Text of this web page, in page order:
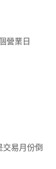
營業日
易月份倒